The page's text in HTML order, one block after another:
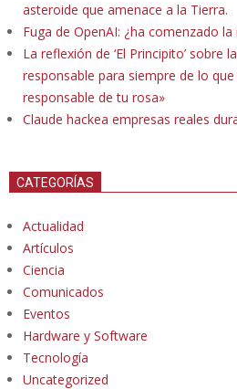
asteroide que amenace a la Tierra.
Fuga de OpenAI: ¿ha comenzado
La reflexión de ‘El Principito’ sobre
responsable para siempre de lo
responsable de tu rosa»
Claude hackea empresas reales
CATEGORÍAS
Actualidad
Artículos
Ciencia
Comunicados
Eventos
Hardware y Software
Tecnología
Uncategorized